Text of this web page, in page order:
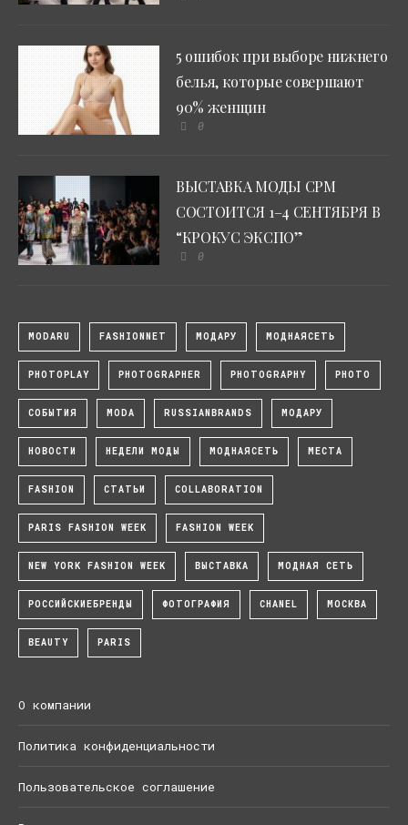
5 ошибок при выборе нижнего
белья, которые совершают
90% женщин
0
ВЫСТАВКА МОДЫ CPM
СОСТОИТСЯ 1–4 СЕНТЯБРЯ В
“КРОКУС ЭКСПО”
0
MODARU FASHIONNET МОДАРУ МОДНАЯСЕТЬ
PHOTOPLAY PHOTOGRAPHER PHOTOGRAPHY PHOTO
СОБЫТИЯ MODA RUSSIANBRANDS МОДАРУ
НОВОСТИ НЕДЕЛИ МОДЫ МОДНАЯСЕТЬ МЕСТА
FASHION СТАТЬИ COLLABORATION
PARIS FASHION WEEK FASHION WEEK
NEW YORK FASHION WEEK ВЫСТАВКА МОДНАЯ СЕТЬ
РОССИЙСКИЕБРЕНДЫ ФОТОГРАФИЯ CHANEL МОСКВА
BEAUTY PARIS
О компании
Политика конфиденциальности
Пользовательское соглашение